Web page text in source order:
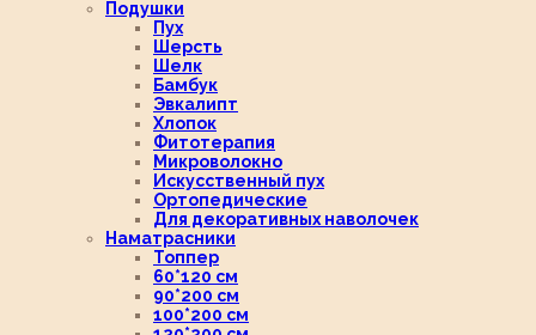
Подушки
Пух
Шерсть
Шелк
Бамбук
Эвкалипт
Хлопок
Фитотерапия
Микроволокно
Искусственный пух
Ортопедические
Для декоративных наволочек
Наматрасники
Топпер
60*120 см
90*200 см
100*200 см